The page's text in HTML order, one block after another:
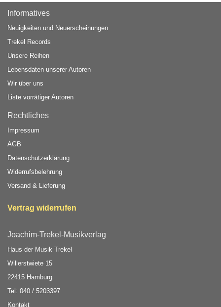
Informatives
Neuigkeiten und Neuerscheinungen
Trekel Records
Unsere Reihen
Lebensdaten unserer Autoren
Wir über uns
Liste vorrätiger Autoren
Rechtliches
Impressum
AGB
Datenschutzerklärung
Widerrufsbelehrung
Versand & Lieferung
Vertrag widerrufen
Joachim-Trekel-Musikverlag
Haus der Musik Trekel
Willerstwiete 15
22415 Hamburg
Tel: 040 / 5203397
Kontakt